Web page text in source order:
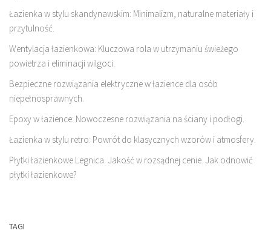
Łazienka w stylu skandynawskim: Minimalizm, naturalne materiały i
przytulność.
Wentylacja łazienkowa: Kluczowa rola w utrzymaniu świeżego
powietrza i eliminacji wilgoci.
Bezpieczne rozwiązania elektryczne w łazience dla osób
niepełnosprawnych.
Epoxy w łazience: Nowoczesne rozwiązania na ściany i podłogi.
Łazienka w stylu retro: Powrót do klasycznych wzorów i atmosfery.
Płytki łazienkowe Legnica. Jakość w rozsądnej cenie. Jak odnowić
płytki łazienkowe?
TAGI